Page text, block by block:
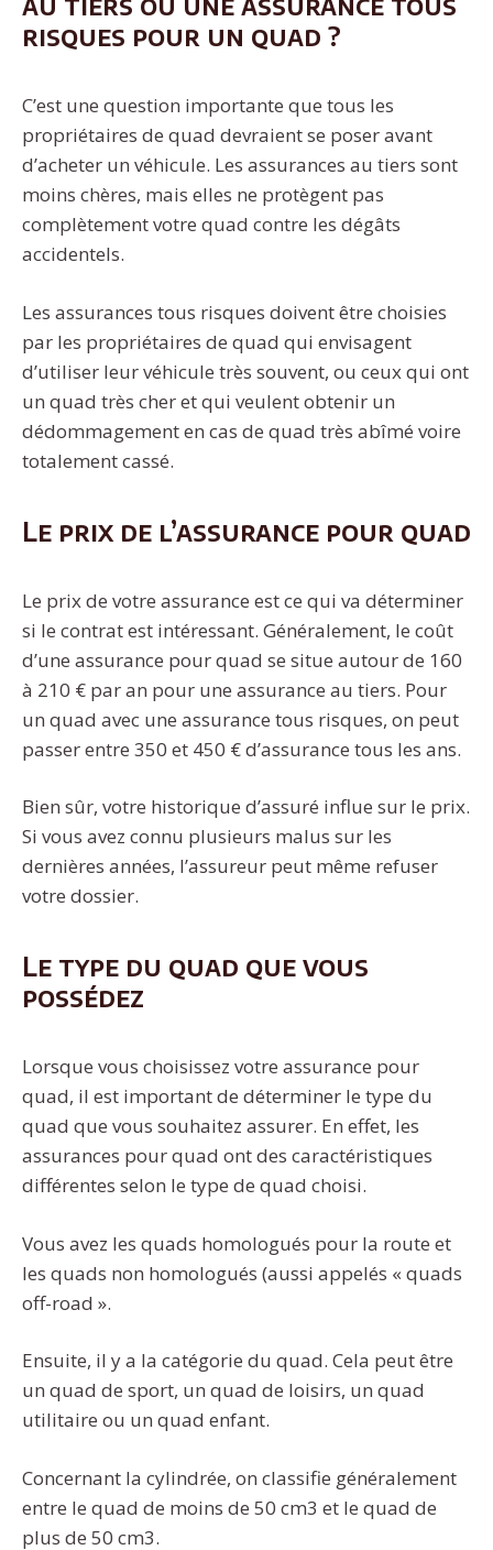
risques pour un quad ?
C’est une question importante que tous les
propriétaires de quad devraient se poser avant
d’acheter un véhicule. Les assurances au tiers sont
moins chères, mais elles ne protègent pas
complètement votre quad contre les dégâts
accidentels.
Les assurances tous risques doivent être choisies
par les propriétaires de quad qui envisagent
d’utiliser leur véhicule très souvent, ou ceux qui ont
un quad très cher et qui veulent obtenir un
dédommagement en cas de quad très abîmé voire
totalement cassé.
Le prix de l’assurance pour quad
Le prix de votre assurance est ce qui va déterminer
si le contrat est intéressant. Généralement, le coût
d’une assurance pour quad se situe autour de 160
à 210 € par an pour une assurance au tiers. Pour
un quad avec une assurance tous risques, on peut
passer entre 350 et 450 € d’assurance tous les ans.
Bien sûr, votre historique d’assuré influe sur le prix.
Si vous avez connu plusieurs malus sur les
dernières années, l’assureur peut même refuser
votre dossier.
Le type du quad que vous
possédez
Lorsque vous choisissez votre assurance pour
quad, il est important de déterminer le type du
quad que vous souhaitez assurer. En effet, les
assurances pour quad ont des caractéristiques
différentes selon le type de quad choisi.
Vous avez les quads homologués pour la route et
les quads non homologués (aussi appelés « quads
off-road ».
Ensuite, il y a la catégorie du quad. Cela peut être
un quad de sport, un quad de loisirs, un quad
utilitaire ou un quad enfant.
Concernant la cylindrée, on classifie généralement
entre le quad de moins de 50 cm3 et le quad de
plus de 50 cm3.